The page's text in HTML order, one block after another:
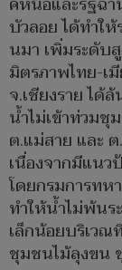
บัวลอย ได้ทำใ
นมา เพิ่มระดับ
มิตรภาพไทย-เ
จ.เชียงราย ได้
น้ำไม่เข้าท่วมชุ
ต.แม่สาย และ
เนื่องจากมีแนว
โดยกรมการทห
ทำให้น้ำไม่พ้นร
เล็กน้อยบริเว
ชุมชนไม้ลุงขน